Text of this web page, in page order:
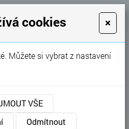
VRATA
brány, ploty ...
nás
NÁS
cookies ×
Můžete si vybrat z nastavení
VŠE
Odmítnout